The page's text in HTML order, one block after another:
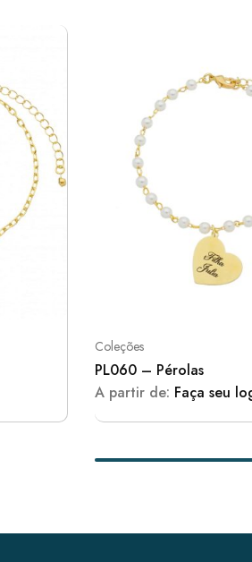
Coleções
PL060 – Pérolas
A partir de: Faça seu